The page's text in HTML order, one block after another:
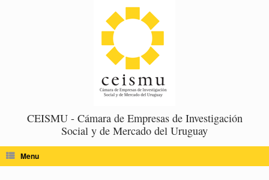
CEISMU - Cámara de Empresas de Investigación
Social y de Mercado del Uruguay
Menu